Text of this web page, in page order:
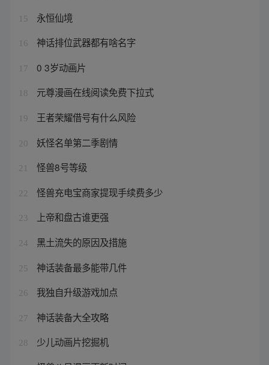
15 永恒仙境
16 神话排位武器都有啥名字
17 0 3岁动画片
18 元尊漫画在线阅读免费下拉式
19 王者荣耀借号有什么风险
20 妖怪名单第二季剧情
21 怪兽8号等级
22 怪兽充电宝商家提现手续费多少
23 上帝和盘古谁更强
24 黑土流失的原因及措施
25 神话装备最多能带几件
26 我独自升级游戏加点
27 神话装备大全攻略
28 少儿动画片挖掘机